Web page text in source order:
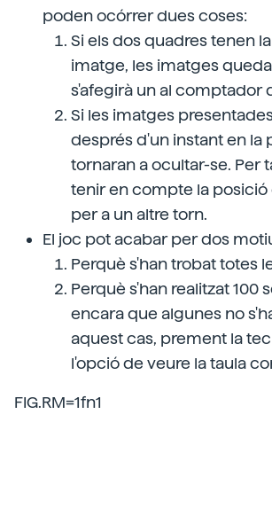
poden ocórrer dues coses:
Si els dos quadres tenen
imatge, les imatges
s'afegirà un al comptador
Si les imatges
després d'un instant en la
tornaran a ocultar-se. Per
tenir en compte la posició
per a un altre torn.
El joc pot acabar per dos
Perquè s'han trobat totes
Perquè s'han realitzat 100
encara que algunes no
aquest cas, prement la
l'opció de veure la taula
FIG.RM=1fn1